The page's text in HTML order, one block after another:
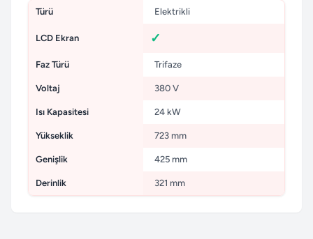
Türü Elektrikli
LCD Ekran
Faz Türü Trifaze
Voltaj 380 V
Isı Kapasitesi 24 kW
Yükseklik 723 mm
Genişlik 425 mm
Derinlik 321 mm